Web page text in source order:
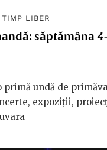
TIMP LIBER
săptămâna
primă undă de
expoziții,